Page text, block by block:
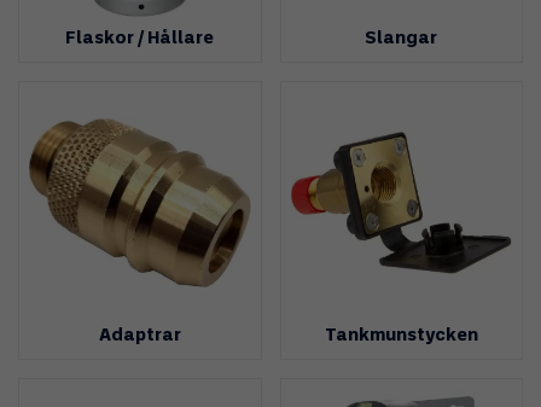
Flaskor / Hållare Slangar
Adaptrar Tankmunstycken